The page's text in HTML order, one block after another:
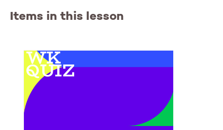
Items in this lesson
WK
QUIZ